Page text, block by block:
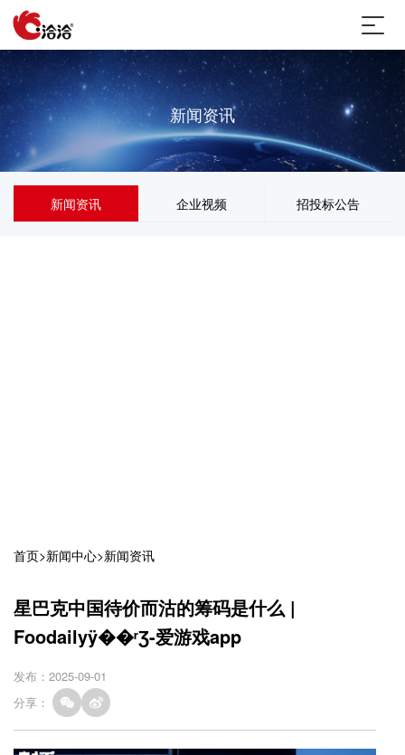
新闻资讯
新闻资讯 企业视频 招投标公告
首页>新闻中心>新闻资讯
星巴克中国待价而沽的筹码是什么 |
Foodailyÿ��ʳƷ-爱游戏app
发布：2025-09-01
分享：